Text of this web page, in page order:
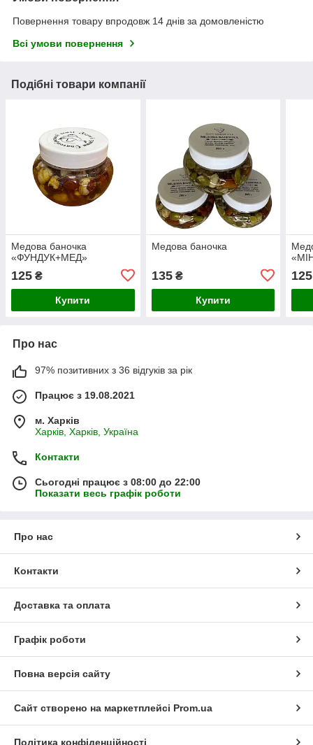
Повернення товару впродовж 14 днів за домовленістю
Всі умови повернення
Подібні товари компанії
Медова баночка
«ФУНДУК+МЕД»
125 ₴
Купити
Медова баночка
135₴
Купити
125
Про нас
97% позитивних з 36 відгуків за рік
Працює з 19.08.2021
м. Харків
Харків, Харків, Україна
Контакти
Сьогодні працює з 08:00 до 22:00
Показати весь графік роботи
Про нас
Контакти
Доставка та оплата
Графік роботи
Повна версія сайту
Сайт створено на маркетплейсі Prom.ua
Політика конфіденційності